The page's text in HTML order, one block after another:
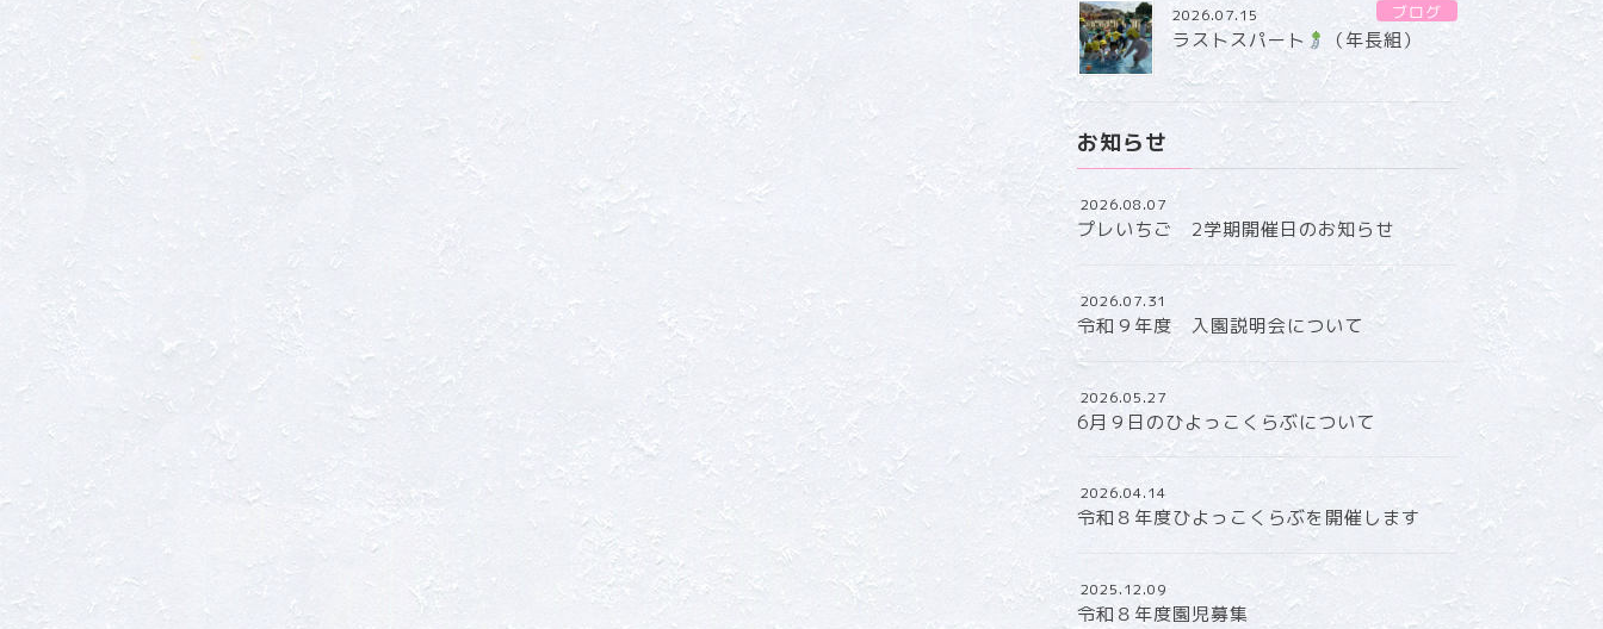
2026.07.15 ブログ
ラストスパート （年長組）
お知らせ
2026.08.07
プレいちご 2学期開催日のお知らせ
2026.07.31
令和９年度 入園説明会について
2026.05.27
6月９日のひよっこくらぶについて
2026.04.14
令和８年度ひよっこくらぶを開催します
2025.12.09
令和８年度園児募集